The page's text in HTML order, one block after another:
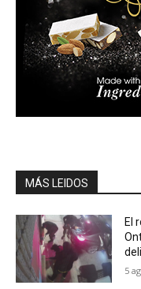
MÁS LEIDOS
El
5